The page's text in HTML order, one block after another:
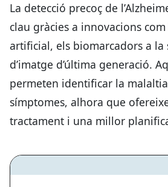
La detecció precoç de
clau gràcies a innovacions com
artificial, els biomarcadors a la
d’imatge d’última generació.
permeten identificar la
símptomes, alhora que
tractament i una millor